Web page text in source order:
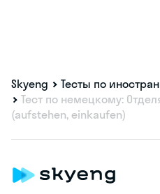
Skyeng Тесты по
Тест по немецкому:
(aufstehen, einkaufen)